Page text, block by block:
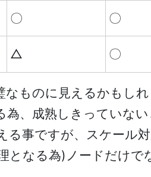
〇 〇
△ 〇
ものに見えるかもし
、成熟しきっていない
る事ですが、スケール
となる為)ノードだけで